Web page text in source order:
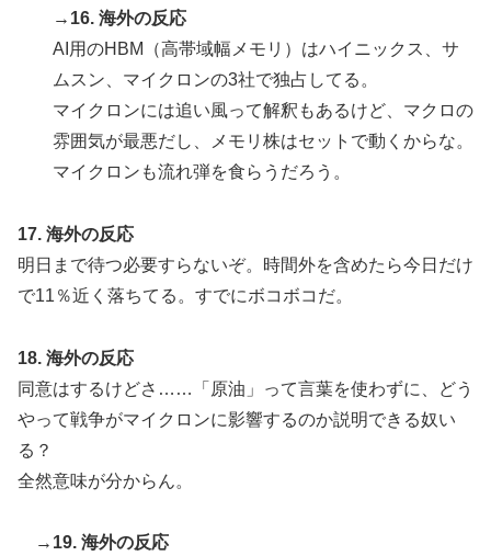
→16. 海外の反応
AI用のHBM（高帯域幅メモリ）はハイニックス、サ
ムスン、マイクロンの3社で独占してる。
マイクロンには追い風って解釈もあるけど、マクロの
雰囲気が最悪だし、メモリ株はセットで動くからな。
マイクロンも流れ弾を食らうだろう。
17. 海外の反応
明日まで待つ必要すらないぞ。時間外を含めたら今日だけ
で11％近く落ちてる。すでにボコボコだ。
18. 海外の反応
同意はするけどさ……「原油」って言葉を使わずに、どう
やって戦争がマイクロンに影響するのか説明できる奴い
る？
全然意味が分からん。
→19. 海外の反応